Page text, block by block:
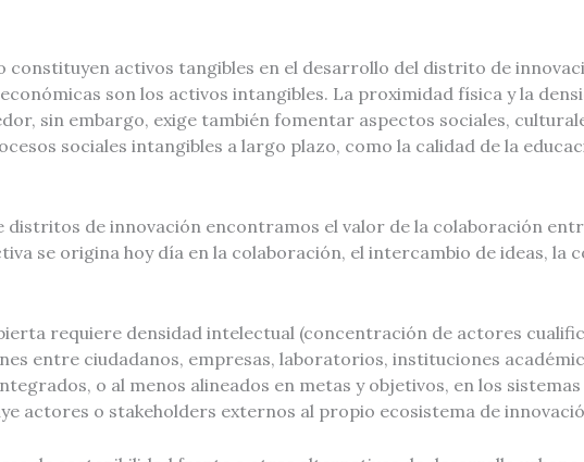
activos tangibles en el desarrollo del distrito de
son los activos intangibles. La proximidad física y la
sin embargo, exige también fomentar aspectos sociales,
sociales intangibles a largo plazo, como la calidad de la
de innovación encontramos el valor de la colaboración
se origina hoy día en la colaboración, el intercambio de ideas, la
requiere densidad intelectual (concentración de actores
entre ciudadanos, empresas, laboratorios, instituciones
o al menos alineados en metas y objetivos, en los
actores o stakeholders externos al propio ecosistema de